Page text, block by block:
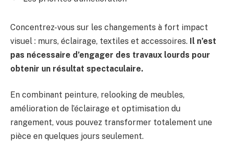
Concentrez-vous sur les changements à fort impact
visuel : murs, éclairage, textiles et accessoires. Il n’est
pas nécessaire d’engager des travaux lourds pour
obtenir un résultat spectaculaire.
En combinant peinture, relooking de meubles,
amélioration de l’éclairage et optimisation du
rangement, vous pouvez transformer totalement une
pièce en quelques jours seulement.